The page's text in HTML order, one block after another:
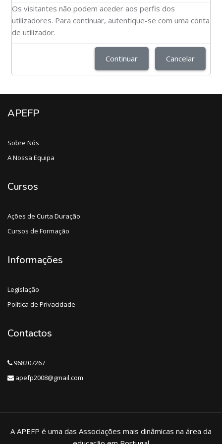
Os visitantes não podem aceder aos perfis dos
utilizadores. Para continuar, autentique-se com uma conta
de utilizador.
Continuar Cancelar
APEFP
Sobre Nós
A Nossa Equipa
Cursos
Ações de Curta Duração
Cursos de Formação
Informações
Legislação
Política de Privacidade
Contactos
968207267
apefp2008@gmail.com
A APEFP é uma das Associações mais dinâmicas na área da